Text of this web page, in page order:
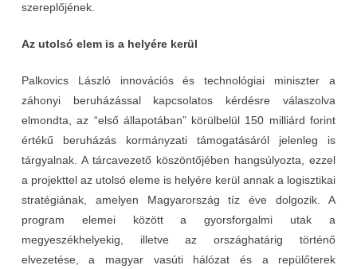
szereplőjének.
Az utolsó elem is a helyére kerül
Palkovics László innovációs és technológiai miniszter a
záhonyi beruházással kapcsolatos kérdésre válaszolva
elmondta, az “első állapotában” körülbelül 150 milliárd forint
értékű beruházás kormányzati támogatásáról jelenleg is
tárgyalnak. A tárcavezető köszöntőjében hangsúlyozta, ezzel
a projekttel az utolsó eleme is helyére kerül annak a logisztikai
stratégiának, amelyen Magyarország tíz éve dolgozik. A
program elemei között a gyorsforgalmi utak a
megyeszékhelyekig, illetve az országhatárig történő
elvezetése, a magyar vasúti hálózat és a repülőterek